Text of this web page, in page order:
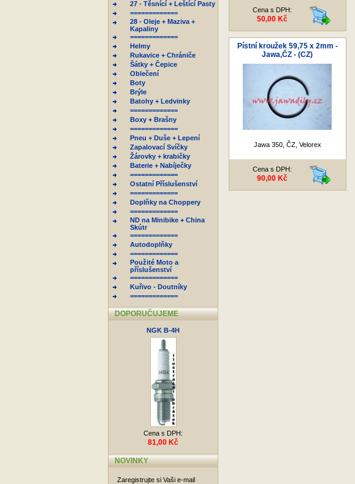
27 - Těsnící + Leštící Pasty
=============
28 - Oleje + Maziva +
Kapaliny
=============
Helmy
Rukavice + Chrániče
Šátky + Čepice
Oblečení
Boty
Brýle
Batohy + Ledvinky
=============
Boxy + Brašny
=============
Pneu + Duše + Lepení
Zapalovací Svíčky
Žárovky + krabičky
Baterie + Nabíječky
=============
Ostatní Příslušenství
=============
Doplňky na Choppery
=============
ND na Minibike + China
Skútr
=============
Autodoplňky
=============
Použité Moto a
příslušenství
=============
Kuřivo - Doutníky
=============
DOPORUČUJEME
NGK B-4H
Cena s DPH:
81,00 Kč
NOVINKY
Zaregistrujte si Vaši e-mail
Cena s DPH:
50,00 Kč
Pístní kroužek 59,75 x 2mm -
Jawa,ČZ - (CZ)
Jawa 350, ČZ, Velorex
Cena s DPH:
90,00 Kč